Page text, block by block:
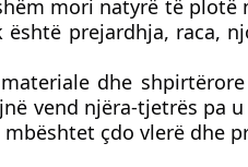
mori natyrë të
prejardhja, raca,
dhe
vend njëra-tjetrës pa
çdo vlerë dhe